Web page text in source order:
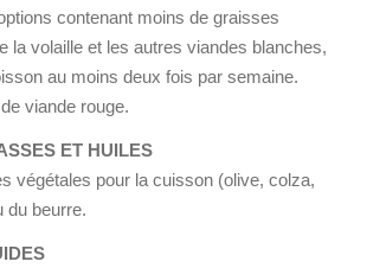
contenant moins de graisses
la volaille et les autres viandes blanches,
au moins deux fois par semaine.
viande rouge.
ET HUILES
végétales pour la cuisson (olive, colza,
du beurre.